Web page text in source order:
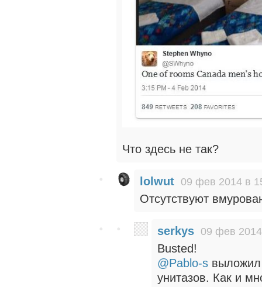
Что здесь не так?
lolwut 09 фев 2014 в
Отсутствуют
serkys 09 фев
Busted!
@Pablo-s выложил
унитазов. Как и